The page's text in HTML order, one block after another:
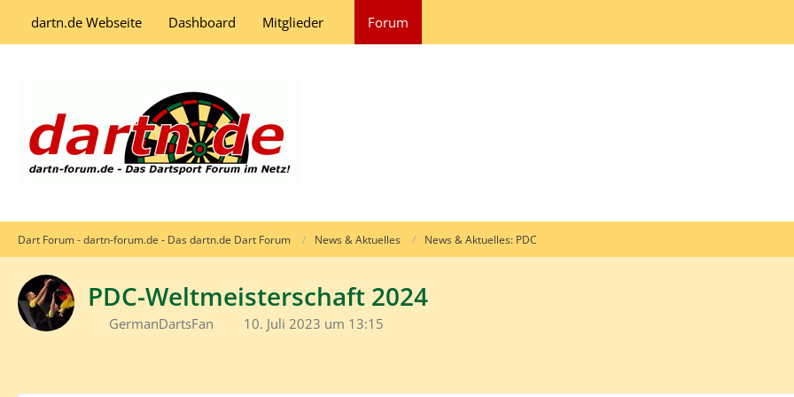
dartn.de Webseite Dashboard Mitglieder Forum
Dart Forum - dartn-forum.de - Das dartn.de Dart Forum News & Aktuelles News & Aktuelles: PDC
PDC-Weltmeisterschaft 2024
GermanDartsFan 10. Juli 2023 um 13:15